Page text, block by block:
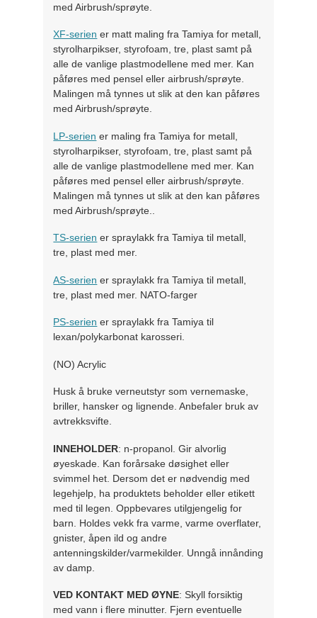
med Airbrush/sprøyte.
XF-serien er matt maling fra Tamiya for metall,
styrolharpikser, styrofoam, tre, plast samt på
alle de vanlige plastmodellene med mer. Kan
påføres med pensel eller airbrush/sprøyte.
Malingen må tynnes ut slik at den kan påføres
med Airbrush/sprøyte.
LP-serien er maling fra Tamiya for metall,
styrolharpikser, styrofoam, tre, plast samt på
alle de vanlige plastmodellene med mer. Kan
påføres med pensel eller airbrush/sprøyte.
Malingen må tynnes ut slik at den kan påføres
med Airbrush/sprøyte..
TS-serien er spraylakk fra Tamiya til metall,
tre, plast med mer.
AS-serien er spraylakk fra Tamiya til metall,
tre, plast med mer. NATO-farger
PS-serien er spraylakk fra Tamiya til
lexan/polykarbonat karosseri.
(NO) Acrylic
Husk å bruke verneutstyr som vernemaske,
briller, hansker og lignende. Anbefaler bruk av
avtrekksvifte.
INNEHOLDER: n-propanol. Gir alvorlig
øyeskade. Kan forårsake døsighet eller
svimmel het. Dersom det er nødvendig med
legehjelp, ha produktets beholder eller etikett
med til legen. Oppbevares utilgjengelig for
barn. Holdes vekk fra varme, varme overflater,
gnister, åpen ild og andre
antenningskilder/varmekilder. Unngå innånding
av damp.
VED KONTAKT MED ØYNE: Skyll forsiktig
med vann i flere minutter. Fjern eventuelle